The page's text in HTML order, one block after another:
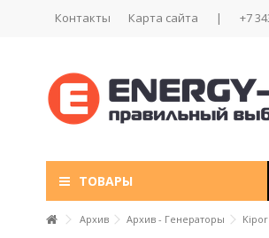
Контакты Карта сайта | +7
ТОВАРЫ
Архив Архив - Генераторы Kipor